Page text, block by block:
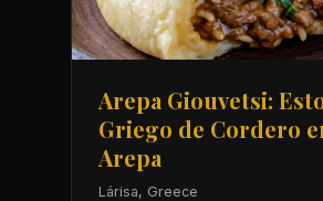
Arepa Giouvetsi:
Griego de Cordero
Arepa
Lárisa, Greece